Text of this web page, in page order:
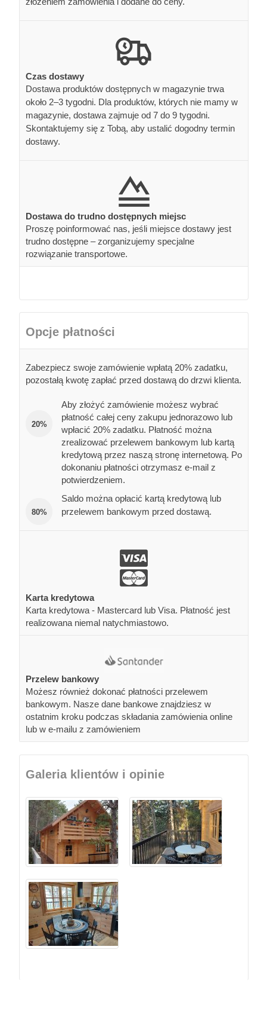
Czas dostawy
Dostawa produktów dostępnych w magazynie trwa
około 2–3 tygodni. Dla produktów, których nie mamy w
magazynie, dostawa zajmuje od 7 do 9 tygodni.
Skontaktujemy się z Tobą, aby ustalić dogodny termin
dostawy.
Dostawa do trudno dostępnych miejsc
Proszę poinformować nas, jeśli miejsce dostawy jest
trudno dostępne – zorganizujemy specjalne
rozwiązanie transportowe.
Opcje płatności
Zabezpiecz swoje zamówienie wpłatą 20% zadatku,
pozostałą kwotę zapłać przed dostawą do drzwi klienta.
20%
Aby złożyć zamówienie możesz wybrać
płatność całej ceny zakupu jednorazowo lub
wpłacić 20% zadatku. Płatność można
zrealizować przelewem bankowym lub kartą
kredytową przez naszą stronę internetową. Po
dokonaniu płatności otrzymasz e-mail z
potwierdzeniem.
80%
Saldo można opłacić kartą kredytową lub
przelewem bankowym przed dostawą.
Karta kredytowa
Karta kredytowa - Mastercard lub Visa. Płatność jest
realizowana niemal natychmiastowo.
Przelew bankowy
Możesz również dokonać płatności przelewem
bankowym. Nasze dane bankowe znajdziesz w
ostatnim kroku podczas składania zamówienia online
lub w e-mailu z zamówieniem
Galeria klientów i opinie